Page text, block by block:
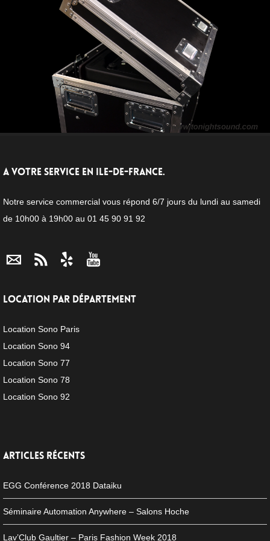
A VOTRE SERVICE EN ILE-DE-FRANCE.
Notre service commercial vous répond 6/7 jours du lundi au samedi
de 10h00 à 19h00 au 01 45 90 91 92
LOCATION PAR DÉPARTEMENT
Location Sono Paris
Location Sono 94
Location Sono 77
Location Sono 78
Location Sono 92
ARTICLES RÉCENTS
EGG Conférence 2018 Dataiku
Séminaire Automation Anywhere – Salons Hoche
Lav’Club Gaultier – Paris Fashion Week 2018